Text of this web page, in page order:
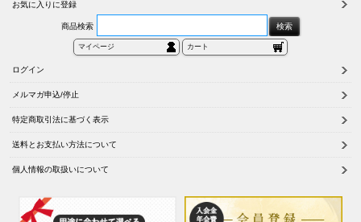
お気に入りに登録
商品検索
マイページ カート
ログイン
メルマガ申込/停止
特定商取引法に基づく表示
送料とお支払い方法について
個人情報の取扱いについて